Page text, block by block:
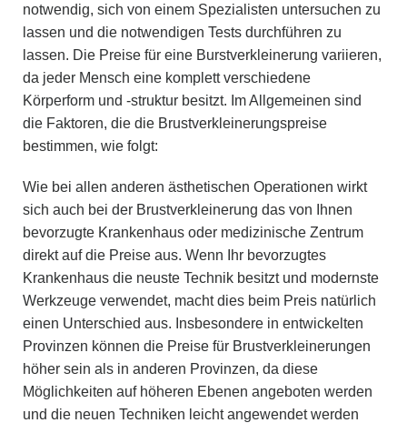
notwendig, sich von einem Spezialisten untersuchen zu
lassen und die notwendigen Tests durchführen zu
lassen. Die Preise für eine Burstverkleinerung variieren,
da jeder Mensch eine komplett verschiedene
Körperform und -struktur besitzt. Im Allgemeinen sind
die Faktoren, die die Brustverkleinerungspreise
bestimmen, wie folgt:
Wie bei allen anderen ästhetischen Operationen wirkt
sich auch bei der Brustverkleinerung das von Ihnen
bevorzugte Krankenhaus oder medizinische Zentrum
direkt auf die Preise aus. Wenn Ihr bevorzugtes
Krankenhaus die neuste Technik besitzt und modernste
Werkzeuge verwendet, macht dies beim Preis natürlich
einen Unterschied aus. Insbesondere in entwickelten
Provinzen können die Preise für Brustverkleinerungen
höher sein als in anderen Provinzen, da diese
Möglichkeiten auf höheren Ebenen angeboten werden
und die neuen Techniken leicht angewendet werden